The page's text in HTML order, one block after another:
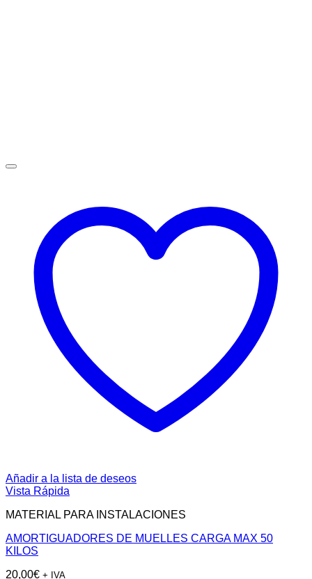
Añadir a la lista de deseos
Vista Rápida
MATERIAL PARA INSTALACIONES
AMORTIGUADORES DE MUELLES CARGA MAX 50
KILOS
20,00€ + IVA